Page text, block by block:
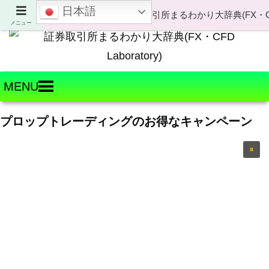
Welcome to FX・CFD Laboratory!
MENU
プロップトレーディングのお得なキャンペーン
メニュー
日本語